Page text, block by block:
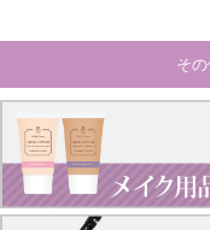
そ